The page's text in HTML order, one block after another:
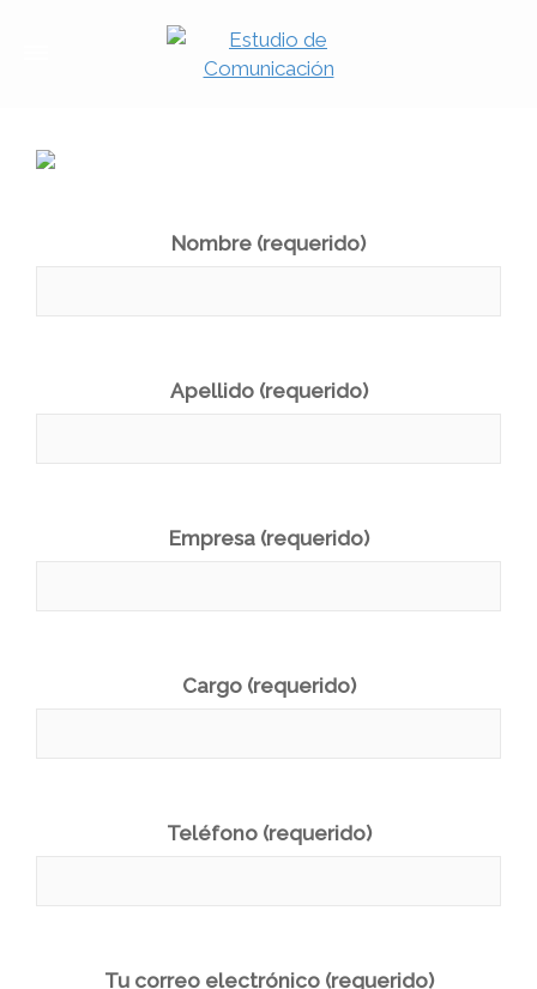
Nombre (requerido)
Apellido (requerido)
Empresa (requerido)
Cargo (requerido)
Teléfono (requerido)
Tu correo electrónico (requerido)